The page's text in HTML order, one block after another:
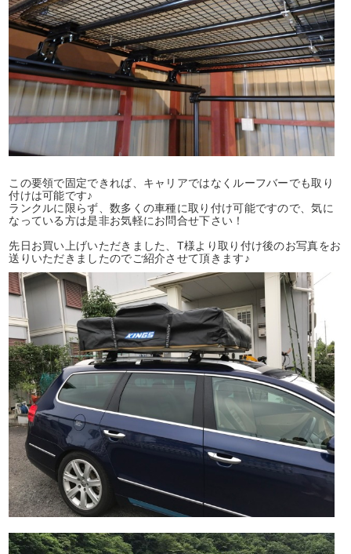
この要領で固定できれば、キャリアではなくルーフバーでも取り
付けは可能です♪
ランクルに限らず、数多くの車種に取り付け可能ですので、気に
なっている方は是非お気軽にお問合せ下さい！
先日お買い上げいただきました、T様より取り付け後のお写真をお
送りいただきましたのでご紹介させて頂きます♪